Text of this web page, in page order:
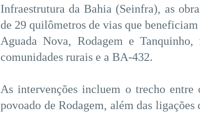
Infraestrutura da Bahia (Seinfra), as
de 29 quilômetros de vias que
Aguada Nova, Rodagem e
comunidades rurais e a BA-432.
As intervenções incluem o trecho
povoado de Rodagem, além das